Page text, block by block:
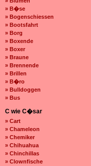
» B�se
» Bogenschiessen
» Bootsfahrt
» Borg
» Boxende
» Boxer
» Braune
» Brennende
» Brillen
» B�ro
» Bulldoggen
» Bus
C wie C�sar
» Cart
» Chameleon
» Chemiker
» Chihuahua
» Chinchillas
» Clownfische